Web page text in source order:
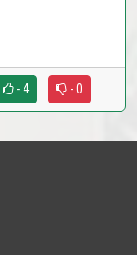
- 4 - 0